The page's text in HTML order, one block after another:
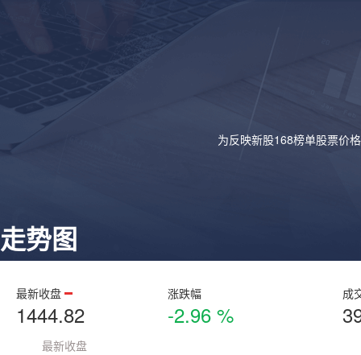
为反映新股168榜单股票价
走势图
最新收盘
1444.82
涨跌幅
-2.96 %
成